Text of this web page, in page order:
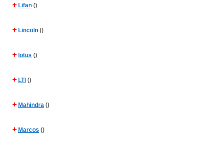
+ Lifan ()
+ Lincoln ()
+ lotus ()
+ LTI ()
+ Mahindra ()
+ Marcos ()